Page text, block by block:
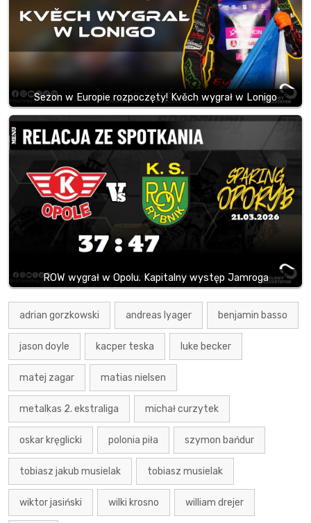
Sezon w Europie rozpoczęty! Kvěch wygrał w Lonigo
ROW wygrał w Opolu. Kapitalny występ Jamroga
adrian gorzkowski andreas lyager benjamin basso
jason doyle kacper teska luke becker
matej zagar matias nielsen
metalkas 2. ekstraliga michał curzytek
oskar kręglicki polonia piła szymon bańdur
tobiasz jakub musielak tobiasz musielak
wiktor jasiński wilki krosno william drejer